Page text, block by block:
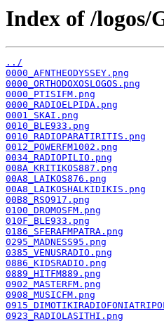
Index of /logos/
../
0000_AFNTHEODYSSEY.png
0000_ORTHODOXOSLOGOS.png
0000_PTISIFM.png
0000_RADIOELPIDA.png
0001_SKAI.png
0010_BLE933.png
0010_RADIOPARATIRITIS.png
0012_POWERFM1002.png
0034_RADIOPILIO.png
008A_KRITIKOS887.png
00A8_LAIKOS876.png
00A8_LAIKOSHALKIDIKIS.png
00B8_RSO917.png
0100_DROMOSFM.png
010F_BLE933.png
0186_SFERAFMPATRA.png
0295_MADNESS95.png
0385_VENUSRADIO.png
0886_KIDSRADIO.png
0889_HITFM889.png
0902_MASTERFM.png
0908_MUSICFM.png
0923_RADIOLASITHI.png